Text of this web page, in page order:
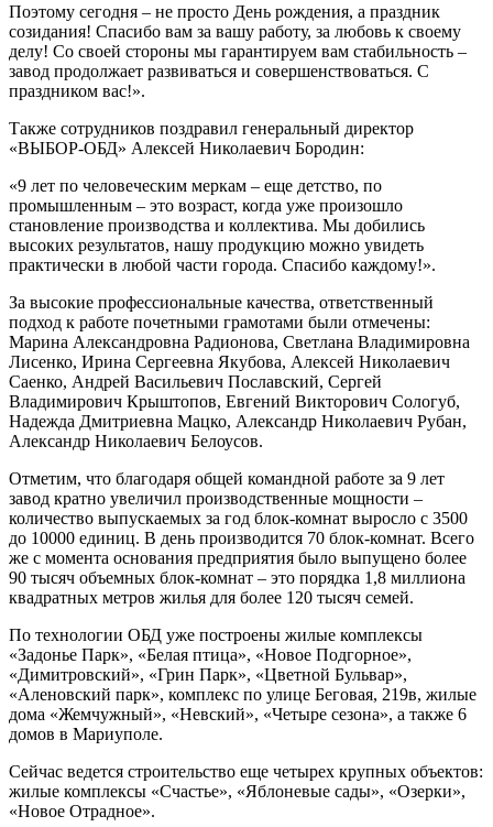
Поэтому сегодня – не просто День рождения, а праздник
созидания! Спасибо вам за вашу работу, за любовь к своему
делу! Со своей стороны мы гарантируем вам стабильность –
завод продолжает развиваться и совершенствоваться. С
праздником вас!».
Также сотрудников поздравил генеральный директор
«ВЫБОР-ОБД» Алексей Николаевич Бородин:
«9 лет по человеческим меркам – еще детство, по
промышленным – это возраст, когда уже произошло
становление производства и коллектива. Мы добились
высоких результатов, нашу продукцию можно увидеть
практически в любой части города. Спасибо каждому!».
За высокие профессиональные качества, ответственный
подход к работе почетными грамотами были отмечены:
Марина Александровна Радионова, Светлана Владимировна
Лисенко, Ирина Сергеевна Якубова, Алексей Николаевич
Саенко, Андрей Васильевич Пославский, Сергей
Владимирович Крыштопов, Евгений Викторович Сологуб,
Надежда Дмитриевна Мацко, Александр Николаевич Рубан,
Александр Николаевич Белоусов.
Отметим, что благодаря общей командной работе за 9 лет
завод кратно увеличил производственные мощности –
количество выпускаемых за год блок-комнат выросло с 3500
до 10000 единиц. В день производится 70 блок-комнат. Всего
же с момента основания предприятия было выпущено более
90 тысяч объемных блок-комнат – это порядка 1,8 миллиона
квадратных метров жилья для более 120 тысяч семей.
По технологии ОБД уже построены жилые комплексы
«Задонье Парк», «Белая птица», «Новое Подгорное»,
«Димитровский», «Грин Парк», «Цветной Бульвар»,
«Аленовский парк», комплекс по улице Беговая, 219в, жилые
дома «Жемчужный», «Невский», «Четыре сезона», а также 6
домов в Мариуполе.
Сейчас ведется строительство еще четырех крупных объектов:
жилые комплексы «Счастье», «Яблоневые сады», «Озерки»,
«Новое Отрадное».